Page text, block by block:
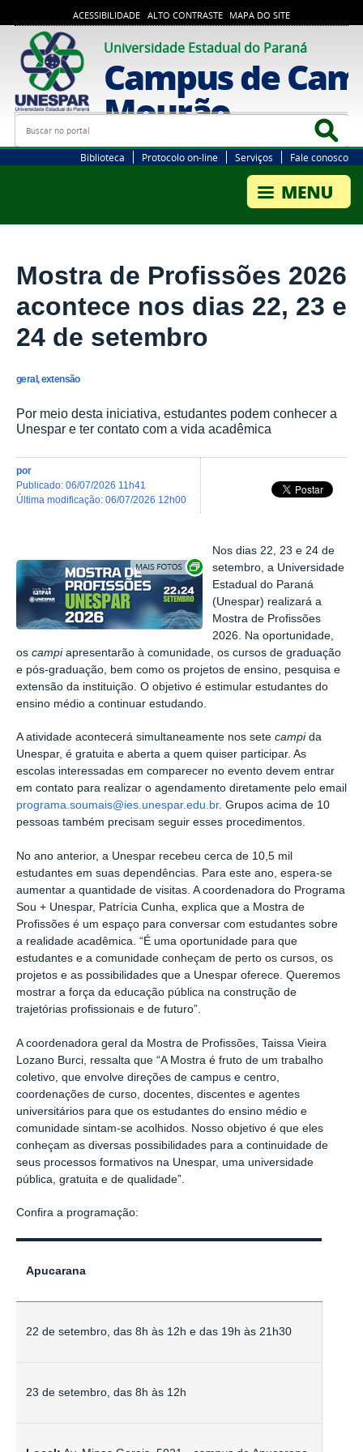
ACESSIBILIDADE ALTO CONTRASTE MAPA DO SITE
Universidade Estadual do Paraná
Campus de
Mourão
Busca
Biblioteca Protocolo on-line Serviços Fale conosco
Mostra de Profissões 2026
acontece nos dias 22, 23 e
24 de setembro
geral, extensão
Por meio desta iniciativa, estudantes podem conhecer a
Unespar e ter contato com a vida acadêmica
por
publicado: 06/07/2026 11h41
última modificação: 06/07/2026 12h00
Exibir carrossel de imagens
Nos dias 22, 23 e 24 de
setembro, a Universidade
Estadual do Paraná
(Unespar) realizará a
Mostra de Profissões
2026. Na oportunidade,
os campiapresentarão à comunidade, os cursos de graduação
e pós-graduação, bem como os projetos de ensino, pesquisa e
extensão da instituição. O objetivo é estimular estudantes do
ensino médio a continuar estudando.
A atividade acontecerá simultaneamente nos sete campi da
Unespar, é gratuita e aberta a quem quiser participar. As
escolas interessadas em comparecer no evento devem entrar
em contato para realizar o agendamento diretamente pelo email
programa.soumais@ies.unespar.edu.br. Grupos acima de 10
pessoas também precisam seguir esses procedimentos.
No ano anterior, a Unespar recebeu cerca de 10,5 mil
estudantes em suas dependências. Para este ano, espera-se
aumentar a quantidade de visitas. A coordenadora do Programa
Sou + Unespar, Patrícia Cunha, explica que a Mostra de
Profissões é um espaço para conversar com estudantes sobre
a realidade acadêmica. “É uma oportunidade para que
estudantes e a comunidade conheçam de perto os cursos, os
projetos e as possibilidades que a Unespar oferece. Queremos
mostrar a força da educação pública na construção de
trajetórias profissionais e de futuro”.
A coordenadora geral da Mostra de Profissões, Taissa Vieira
Lozano Burci, ressalta que “A Mostra é fruto de um trabalho
coletivo, que envolve direções de campus e centro,
coordenações de curso, docentes, discentes e agentes
universitários para que os estudantes do ensino médio e
comunidade sintam-se acolhidos. Nosso objetivo é que eles
conheçam as diversas possibilidades para a continuidade de
seus processos formativos na Unespar, uma universidade
pública, gratuita e de qualidade”.
Confira a programação:
Apucarana
22 de setembro, das 8h às 12h e das 19h às 21h30
23 de setembro, das 8h às 12h